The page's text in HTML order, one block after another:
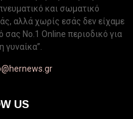
και σωματικό
αλλά χωρίς εσάς δεν είχαμε
σας Νo.1 Online περιοδικό για
γυναίκα”.
US